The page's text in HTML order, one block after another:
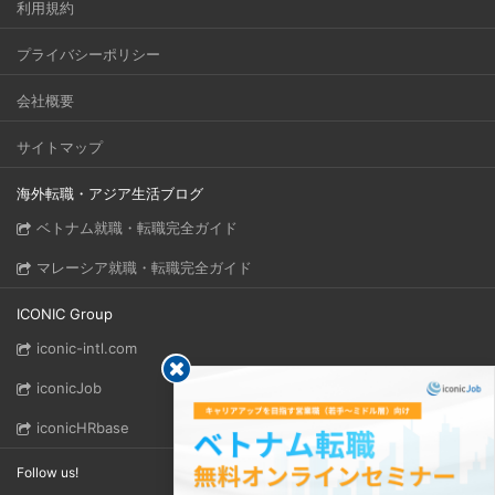
利用規約
プライバシーポリシー
会社概要
サイトマップ
海外転職・アジア生活ブログ
ベトナム就職・転職完全ガイド
マレーシア就職・転職完全ガイド
ICONIC Group
iconic-intl.com
iconicJob
iconicHRbase
Follow us!